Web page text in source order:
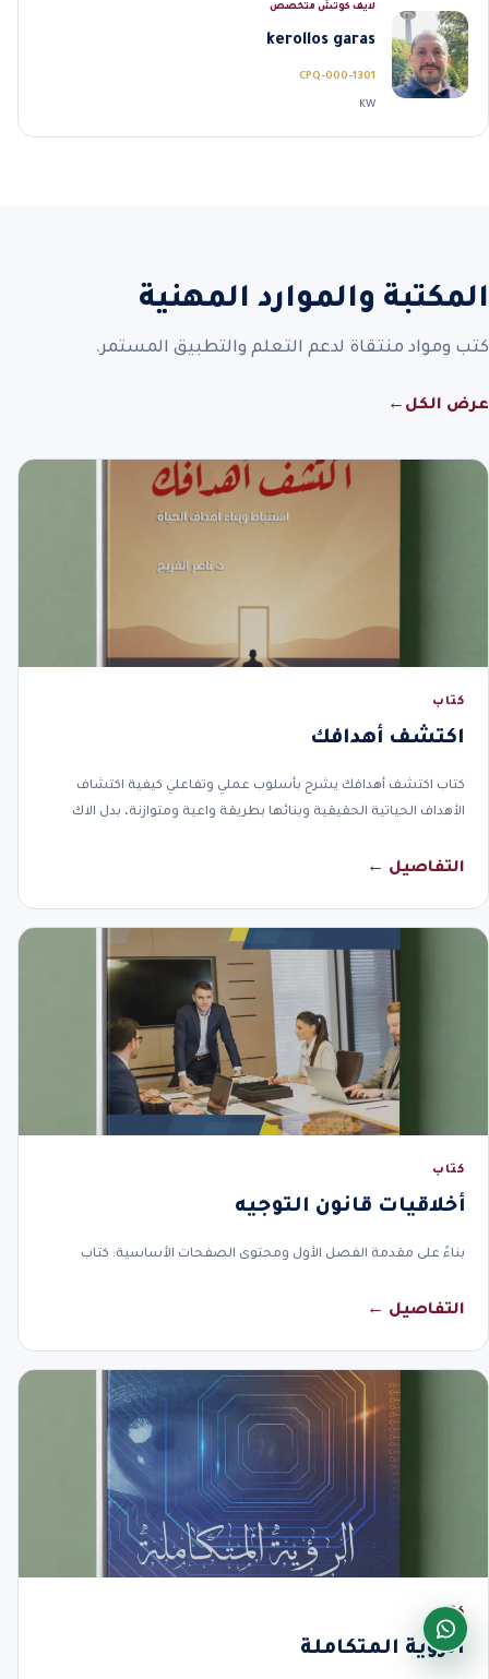
لايف كوتش متخصص
kerollos garas
CPQ-000-1301
KW
المكتبة والموارد المهنية
كتب ومواد منتقاة لدعم التعلم والتطبيق المستمر.
عرض الكل ←
كتاب
اكتشف أهدافك
كتاب اكتشف أهدافك يشرح بأسلوب عملي وتفاعلي كيفية اكتشاف
الأهداف الحياتية الحقيقية وبنائها بطريقة واعية ومتوازنة، بدل الاك
التفاصيل ←
كتاب
أخلاقيات قانون التوجيه
بناءً على مقدمة الفصل الأول ومحتوى الصفحات الأساسية: كتاب
التفاصيل ←
كتاب
الرؤية المتكاملة